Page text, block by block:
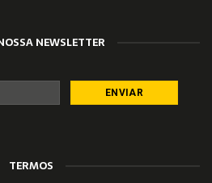
NEWSLETTER
TERMOS